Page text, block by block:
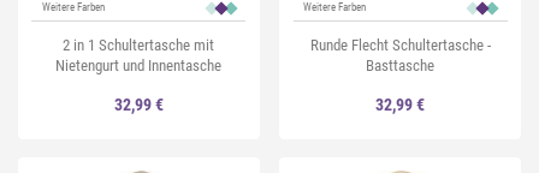
Weitere Farben
2 in 1 Schultertasche mit
Nietengurt und Innentasche
32,99 €
Weitere Farben
Runde Flecht Schultertasche -
Basttasche
32,99 €